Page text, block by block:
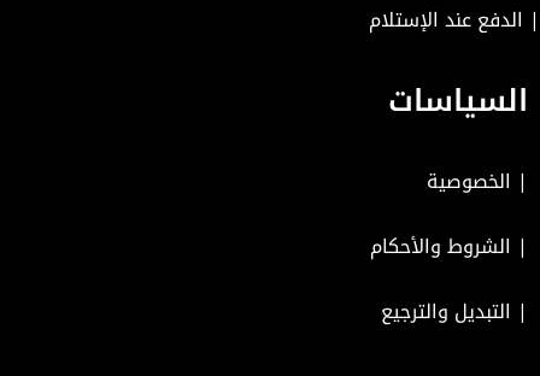
| الدفع عند الإستلام
السياسات
| الخصوصية
| الشروط والأحكام
| التبديل والترجيع